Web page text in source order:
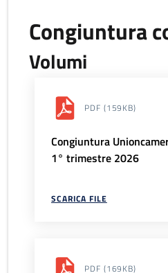
Congiuntura
Volumi
PDF (159KB)
Congiuntura
1° trimestre 2026
SCARICA FILE
PDF (169KB)